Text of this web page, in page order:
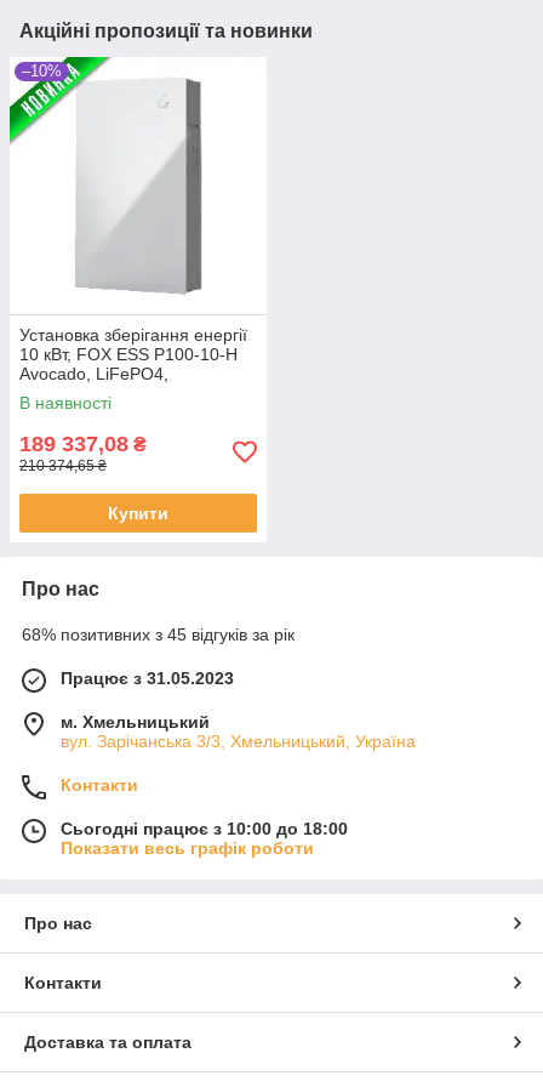
Акційні пропозиції та новинки
–10%
Установка зберігання енергії
10 кВт, FOX ESS P100-10-H
Avocado, LiFePO4,
(високовольтний)
В наявності
189 337,08 ₴
210 374,65 ₴
Купити
Про нас
68% позитивних з 45 відгуків за рік
Працює з 31.05.2023
м. Хмельницький
вул. Зарічанська 3/3, Хмельницький, Україна
Контакти
Сьогодні працює з 10:00 до 18:00
Показати весь графік роботи
Про нас
Контакти
Доставка та оплата